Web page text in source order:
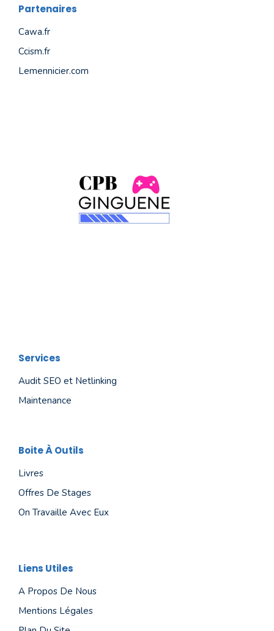
Partenaires
Cawa.fr
Ccism.fr
Lemennicier.com
Services
Audit SEO et Netlinking
Maintenance
Boite À Outils
Livres
Offres De Stages
On Travaille Avec Eux
Liens Utiles
A Propos De Nous
Mentions Légales